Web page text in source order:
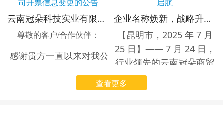
【云南省昆明市，7月31日】
为热烈庆祝中国人民解放军
建军98周年，弘扬拥军优属
光荣传统，表达对退伍军人
的崇高敬意与深切关怀，云
南冠朵科技实业有限公司于7
月31日组织开展了“八一”建
云南冠朵科技实业有限公司开票信息变更的公告
尊敬的客户/合作伙伴：
感谢贵方一直以来对我公
为适应公司业务发展需
企业名称焕新，战略升级启航
【昆明市，2025 年 7 月
25 日】—— 7 月 24 日，
行业领先的云南冠朵商贸
有限公司正式宣布，即日
起启用全新企业名称——
查看更多